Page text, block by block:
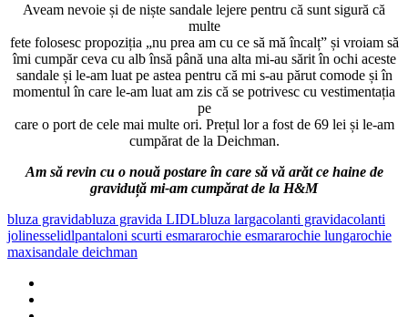
Aveam nevoie și de niște sandale lejere pentru că sunt sigură că
multe
fete folosesc propoziția „nu prea am cu ce să mă încalț” și vroiam să
îmi cumpăr ceva cu alb însă până una alta mi-au sărit în ochi aceste
sandale și le-am luat pe astea pentru că mi s-au părut comode și în
momentul în care le-am luat am zis că se potrivesc cu vestimentația
pe
care o port de cele mai multe ori. Prețul lor a fost de 69 lei și le-am
cumpărat de la Deichman.
Am să revin cu o nouă postare în care să vă arăt ce haine de
graviduță mi-am cumpărat de la H&M
bluza gravidabluza gravida LIDLbluza largacolanti gravidacolanti
jolinesselidlpantaloni scurti esmararochie esmararochie lungarochie
maxisandale deichman